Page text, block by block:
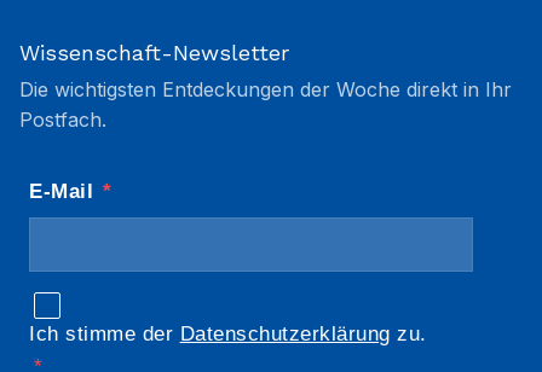
Wissenschaft-Newsletter
Die wichtigsten Entdeckungen der Woche direkt in Ihr
Postfach.